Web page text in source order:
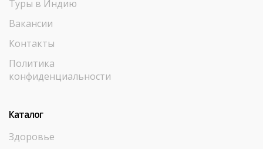
Туры в Индию
Вакансии
Контакты
Политика
конфиденциальности
Каталог
Здоровье